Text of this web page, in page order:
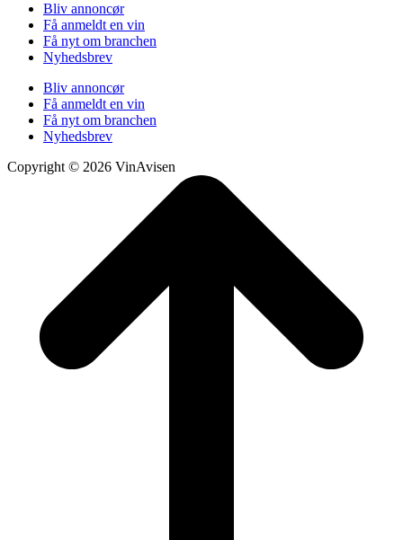
Bliv annoncør
Få anmeldt en vin
Få nyt om branchen
Nyhedsbrev
Bliv annoncør
Få anmeldt en vin
Få nyt om branchen
Nyhedsbrev
Copyright © 2026 VinAvisen